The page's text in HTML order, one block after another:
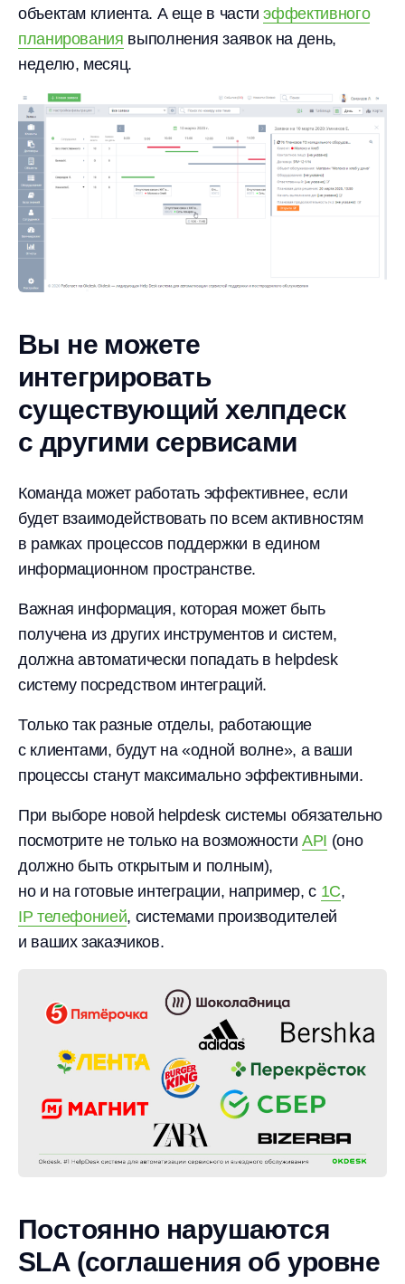
объектам клиента. А еще в частиэффективного
планирования выполнения заявок на день,
неделю, месяц.
Вы не можете
интегрировать
существующий хелпдеск
с другими сервисами
Команда может работать эффективнее, если
будет взаимодействовать по всем активностям
в рамках процессов поддержки в едином
информационном пространстве.
Важная информация, которая может быть
получена из других инструментов и систем,
должна автоматически попадать в helpdesk
систему посредством интеграций.
Только так разные отделы, работающие
с клиентами, будут на «одной волне», а ваши
процессы станут максимально эффективными.
При выборе новой helpdesk системы обязательно
посмотрите не только на возможностиAPI (оно
должно быть открытым и полным),
но и на готовые интеграции, например, с 1С,
IP телефонией, системами производителей
и ваших заказчиков.
Постоянно нарушаются
SLA (соглашения об уровне